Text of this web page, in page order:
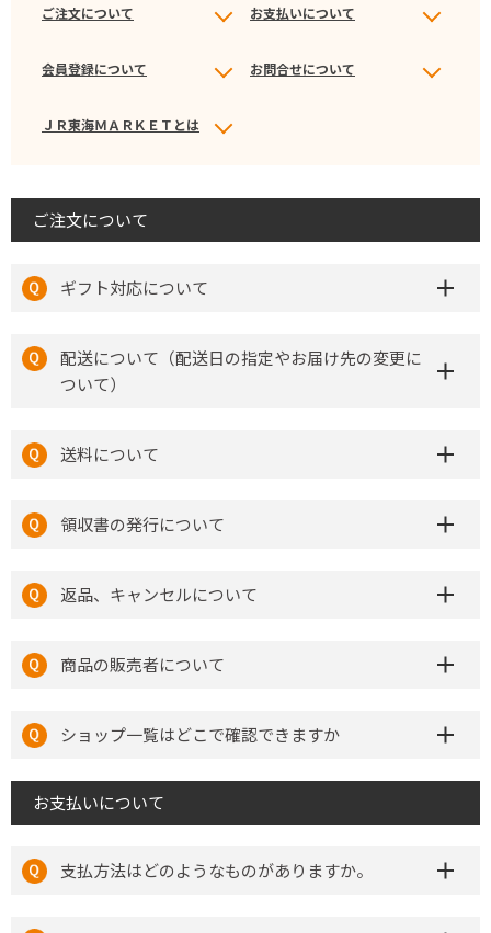
ご注文について お支払いについて
会員登録について お問合せについて
ＪＲ東海ＭＡＲＫＥＴとは
ご注文について
ギフト対応について
配送について（配送日の指定やお届け先の変更に
ついて）
送料について
領収書の発行について
返品、キャンセルについて
商品の販売者について
ショップ一覧はどこで確認できますか
お支払いについて
支払方法はどのようなものがありますか。